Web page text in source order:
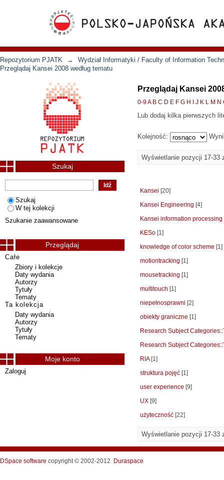
Repozytorium PJATK →
Wydział Informatyki / Faculty of Information
Przeglądaj Kansei 2008 według tematu
Przeglądaj Kansei
0-9A B C D E F G H J K L M N
Lub dodaj kilka pierwszych
Kolejność:
Wyświetlanie pozycji 17-33
Kansei [20]
Kansei Engineering [4]
Kansei information processing
KESo [1]
knowledge of color scheme [1]
motiontracking [1]
mousetracking [1]
multitouch [1]
niepełnosprawni [2]
obiekty graniczne [1]
Research Subject
Research Subject
RIA[1]
struktura pojęć [1]
user experience [9]
UX [9]
użyteczność [22]
Wyświetlanie pozycji 17-33
Szukaj
Szukaj
W tej kolekcji
Szukanie zaawansowane
Przeglądaj
Całe
Zbiory i kolekcje
Daty wydania
Autorzy
Tytuły
Tematy
Ta kolekcja
Daty wydania
Autorzy
Tytuły
Tematy
Moje konto
Zaloguj
DSpace software copyright © 2002-2012 Duraspace